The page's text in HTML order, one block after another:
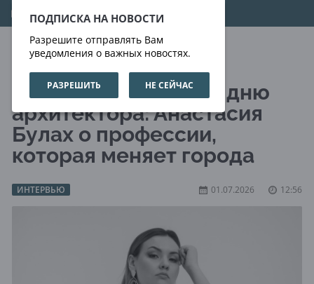
ПОДПИСКА НА НОВОСТИ
Разрешите отправлять Вам
уведомления о важных новостях.
РАЗРЕШИТЬ НЕ СЕЙЧАС
08.08.2026 09:17:19
К Международному дню
архитектора: Анастасия
Булах о профессии,
которая меняет города
ИНТЕРВЬЮ 01.07.2026 12:56